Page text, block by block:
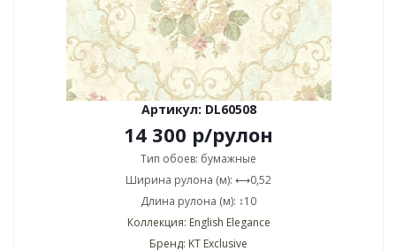
Артикул: DL60508
14 300 р/рулон
Тип обоев: бумажные
Ширина рулона (м): ⟷0,52
Длина рулона (м): ↕10
Коллекция: English Elegance
Бренд: KT Exclusive